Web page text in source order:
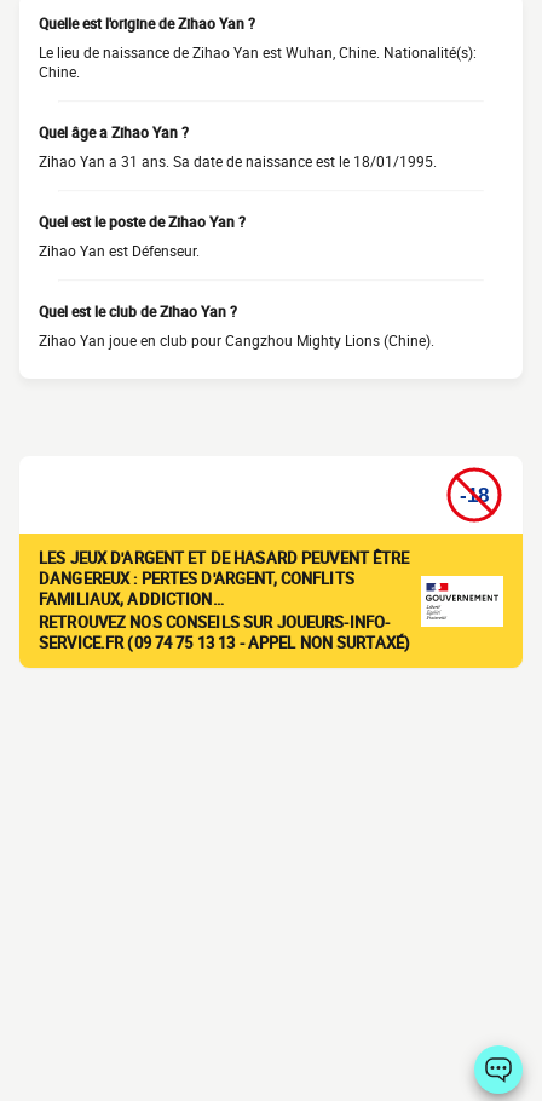
Quelle est l'origine de Zihao Yan ?
Le lieu de naissance de Zihao Yan est Wuhan, Chine. Nationalité(s):
Chine.
Quel âge a Zihao Yan ?
Zihao Yan a 31 ans. Sa date de naissance est le 18/01/1995.
Quel est le poste de Zihao Yan ?
Zihao Yan est Défenseur.
Quel est le club de Zihao Yan ?
Zihao Yan joue en club pour Cangzhou Mighty Lions (Chine).
LES JEUX D'ARGENT ET DE HASARD PEUVENT ÊTRE
DANGEREUX : PERTES D'ARGENT, CONFLITS
FAMILIAUX, ADDICTION…
RETROUVEZ NOS CONSEILS SUR JOUEURS-INFO-
SERVICE.FR (09 74 75 13 13 - APPEL NON SURTAXÉ)